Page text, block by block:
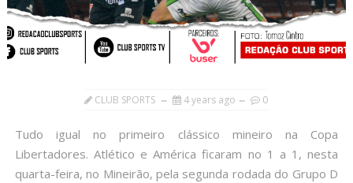
CLUB SPORTS 4 years ago 0
Tudo igual no primeiro clássico mineiro na Copa
Libertadores. Atlético e América ficaram no 1 a 1, nesta
quarta-feira, no Mineirão, pela segunda rodada do Grupo D